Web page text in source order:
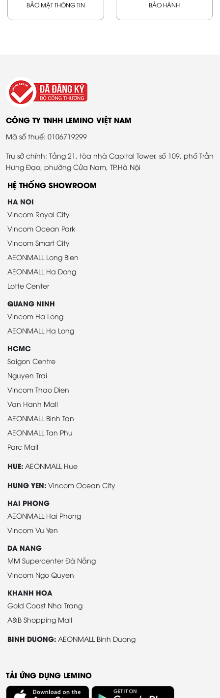
BẢO MẬT THÔNG TIN BẢO HÀNH
CÔNG TY TNHH LEMINO VIỆT NAM
Mã số thuế: 0106719299
Trụ sở chính: Tầng 21, tòa nhà Capital Tower, số 109, phố Trần
Hưng Đạo, phường Cửa Nam, TP.Hà Nội
HỆ THỐNG SHOWROOM
HA NOI
Vincom Royal City
Vincom Ocean Park
Vincom Smart City
AEONMALL Long Bien
AEONMALL Ha Dong
Lotte Center
QUANG NINH
Vincom Ha Long
AEONMALL Ha Long
HCMC
Saigon Centre
Nguyen Trai
Vincom Thao Dien
Van Hanh Mall
AEONMALL Binh Tan
AEONMALL Tan Phu
Parc Mall
HUE: AEONMALL Hue
HUNG YEN: Vincom Ocean City
HAI PHONG
AEONMALL Hai Phong
Vincom Vu Yen
DA NANG
MM Supercenter Đà Nẵng
Vincom Ngo Quyen
KHANH HOA
Gold Coast Nha Trang
A&B Shopping Mall
BINH DUONG: AEONMALL Binh Duong
TẢI ỨNG DỤNG LEMINO